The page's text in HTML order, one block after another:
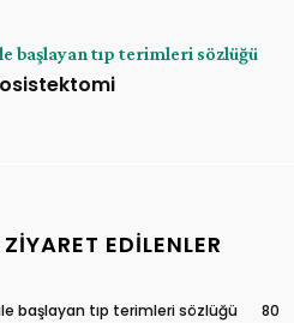
başlayan tıp terimleri sözlüğü
EDILENLER
başlayan tıp terimleri sözlüğü
80